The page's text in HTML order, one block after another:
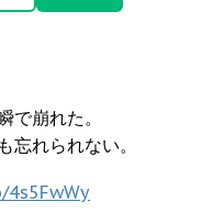
で崩れた。
れられない。